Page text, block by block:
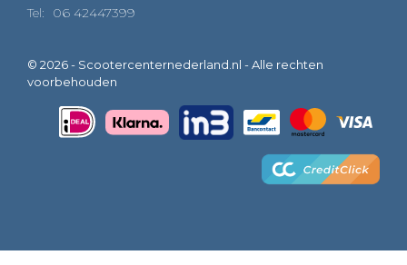
Tel: 06 42447399
© 2026 - Scootercenternederland.nl - Alle rechten
voorbehouden